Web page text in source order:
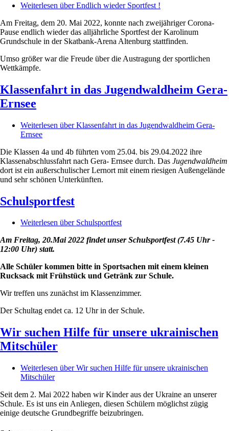
Weiterlesen über Endlich wieder Sportfest !
Am Freitag, dem 20. Mai 2022, konnte nach zweijähriger Corona-
Pause endlich wieder das alljährliche Sportfest der Karolinum
Grundschule in der Skatbank-Arena Altenburg stattfinden.
Umso größer war die Freude über die Austragung der sportlichen
Wettkämpfe.
Klassenfahrt in das Jugendwaldheim Gera-
Ernsee
Weiterlesen über Klassenfahrt in das Jugendwaldheim Gera-
Ernsee
Die Klassen 4a und 4b führten vom 25.04. bis 29.04.2022 ihre
Klassenabschlussfahrt nach Gera- Ernsee durch. Das Jugendwaldheim
dort ist ein außerschulischer Lernort mit einem riesigen Außengelände
und sehr schönen Unterkünften.
Schulsportfest
Weiterlesen über Schulsportfest
Am Freitag, 20.Mai 2022 findet unser Schulsportfest (7.45 Uhr -
12:00 Uhr) statt.
Alle Schüler kommen bitte in Sportsachen mit einem kleinen
Rucksack mit Frühstück und Getränk zur Schule.
Wir treffen uns zunächst im Klassenzimmer.
Der Schultag endet ca. 12 Uhr in der Schule.
Wir suchen Hilfe für unsere ukrainischen
Mitschüler
Weiterlesen über Wir suchen Hilfe für unsere ukrainischen
Mitschüler
Seit dem 2. Mai 2022 haben wir Kinder aus der Ukraine an unserer
Schule. Es ist uns ein Anliegen, diesen Schülern möglichst zügig
einige deutsche Grundbegriffe beizubringen.